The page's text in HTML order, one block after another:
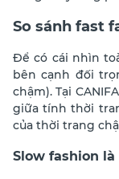
So sánh fast
Để có cái nhìn
bên cạnh đối
chậm). Tại
giữa tính thời
của thời trang
Slow fashion là